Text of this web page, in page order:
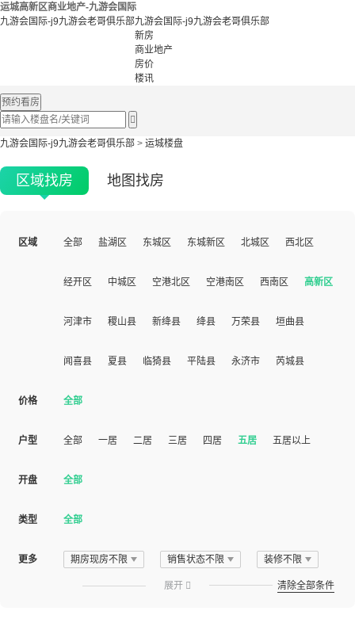
运城高新区商业地产-九游会国际
九游会国际-j9九游会老哥俱乐部九游会国际-j9九游会老哥俱乐部
新房
商业地产
房价
楼讯
预约看房

九游会国际-j9九游会老哥俱乐部 > 运城楼盘
区域找房 地图找房
区域 全部 盐湖区 东城区 东城新区 北城区 西北区
经开区 中城区 空港北区 空港南区 西南区 高新区
河津市 稷山县 新绛县 绛县 万荣县 垣曲县
闻喜县 夏县 临猗县 平陆县 永济市 芮城县
价格 全部
户型 全部 一居 二居 三居 四居 五居 五居以上
开盘 全部
类型 全部
更多 期房现房不限 销售状态不限 装修不限
展开  清除全部条件